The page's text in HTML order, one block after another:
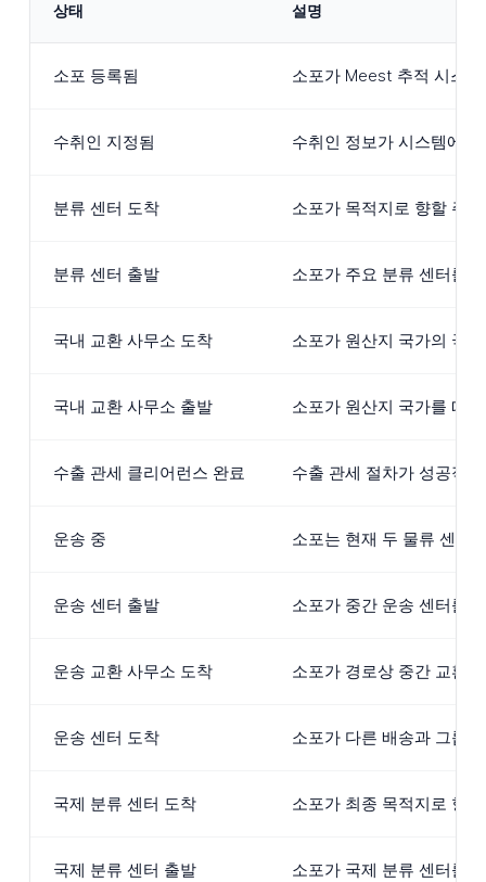
상태 설명
소포 등록됨 소포가 Meest 추적 시스
수취인 지정됨 수취인 정보가 시스템에
분류 센터 도착 소포가 목적지로 향할 주
분류 센터 출발 소포가 주요 분류 센터를
국내 교환 사무소 도착 소포가 원산지 국가의 국
국내 교환 사무소 출발 소포가 원산지 국가를 떠
수출 관세 클리어런스 완료 수출 관세 절차가 성공적
운송 중 소포는 현재 두 물류 센터
운송 센터 출발 소포가 중간 운송 센터를
운송 교환 사무소 도착 소포가 경로상 중간 교환
운송 센터 도착 소포가 다른 배송과 그룹
국제 분류 센터 도착 소포가 최종 목적지로 향
국제 분류 센터 출발 소포가 국제 분류 센터를